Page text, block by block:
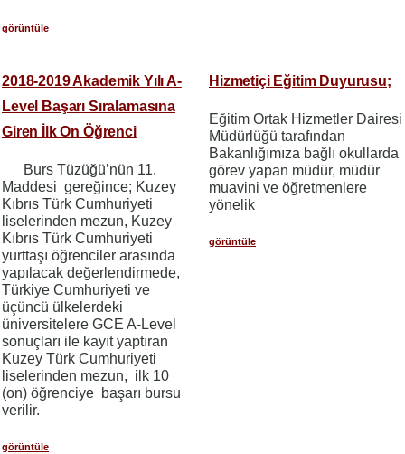
görüntüle
2018-2019 Akademik Yılı A-
Level Başarı Sıralamasına
Giren İlk On Öğrenci
Burs Tüzüğü’nün 11.
Maddesi gereğince; Kuzey
Kıbrıs Türk Cumhuriyeti
liselerinden mezun, Kuzey
Kıbrıs Türk Cumhuriyeti
yurttaşı öğrenciler arasında
yapılacak değerlendirmede,
Türkiye Cumhuriyeti ve
üçüncü ülkelerdeki
üniversitelere GCE A-Level
sonuçları ile kayıt yaptıran
Kuzey Türk Cumhuriyeti
liselerinden mezun, ilk 10
(on) öğrenciye başarı bursu
verilir.
görüntüle
Hizmetiçi Eğitim Duyurusu;
Eğitim Ortak Hizmetler Dairesi
Müdürlüğü tarafından
Bakanlığımıza bağlı okullarda
görev yapan müdür, müdür
muavini ve öğretmenlere
yönelik
görüntüle